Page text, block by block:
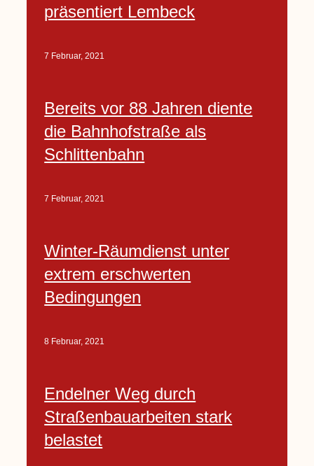
präsentiert Lembeck
7 Februar, 2021
Bereits vor 88 Jahren diente
die Bahnhofstraße als
Schlittenbahn
7 Februar, 2021
Winter-Räumdienst unter
extrem erschwerten
Bedingungen
8 Februar, 2021
Endelner Weg durch
Straßenbauarbeiten stark
belastet